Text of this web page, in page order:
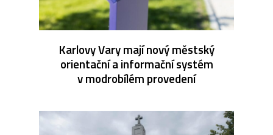
Karlovy Vary mají nový městský
orientační a informační systém
v modrobílém provedení